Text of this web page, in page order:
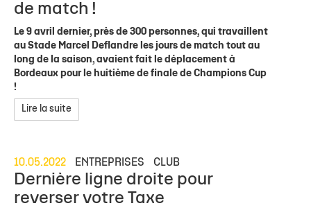
de match !
Le 9 avril dernier, près de 300 personnes, qui travaillent
au Stade Marcel Deflandre les jours de match tout au
long de la saison, avaient fait le déplacement à
Bordeaux pour le huitième de finale de Champions Cup
!
Lire la suite
10.05.2022 ENTREPRISES CLUB
Dernière ligne droite pour
reverser votre Taxe